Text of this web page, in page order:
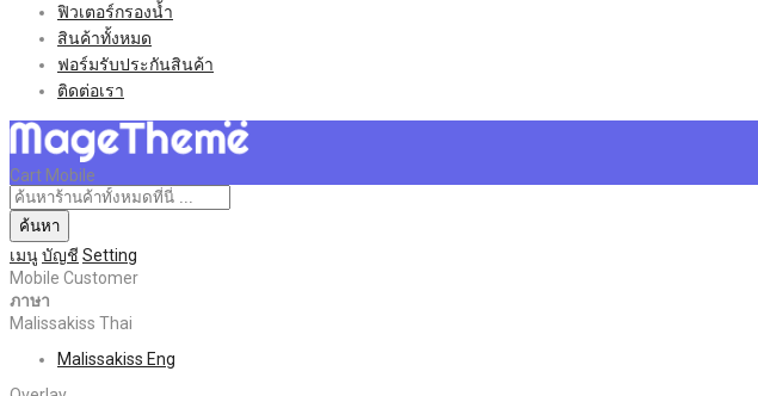
ฟิวเตอร์กรองน้ำ
สินค้าทั้งหมด
ฟอร์มรับประกันสินค้า
ติดต่อเรา
Cart Mobile
ค้นหา
เมนูบัญชี Setting
Mobile Customer
ภาษา
Malissakiss Thai
Malissakiss Eng